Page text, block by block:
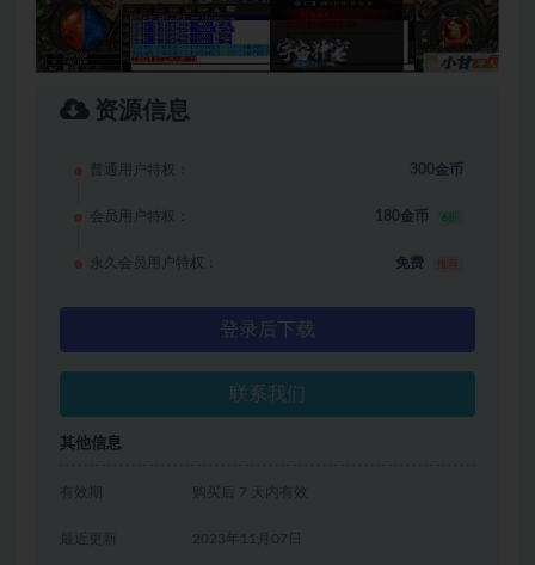
资源信息
普通用户特权： 300金币
会员用户特权： 180金币 6折
永久会员用户特权： 免费
登录后下载
联系我们
其他信息
有效期 购买后 7 天内有效
2023年11月07日